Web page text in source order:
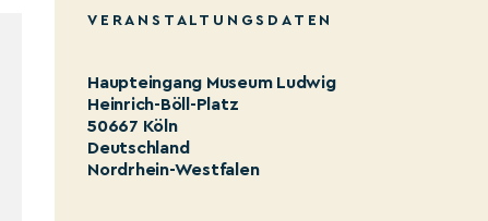
VERANSTALTUNGSDATEN
Haupteingang Museum Ludwig
Heinrich-Böll-Platz
50667 Köln
Deutschland
Nordrhein-Westfalen